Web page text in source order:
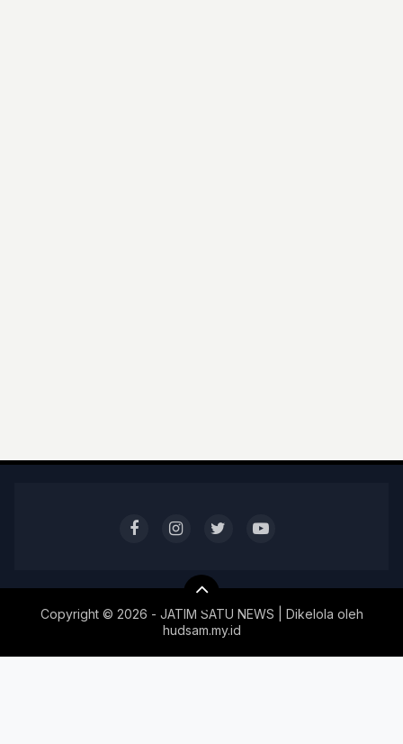
Copyright © 2026 - JATIM SATU NEWS | Dikelola oleh
hudsam.my.id